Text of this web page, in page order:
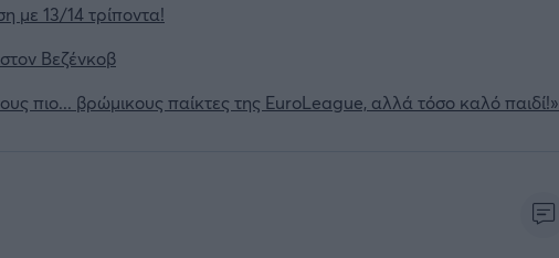
με 13/14 τρίποντα!
Βεζένκοβ
πιο... βρώμικους παίκτες της EuroLeague, αλλά τόσο καλό παιδί!»